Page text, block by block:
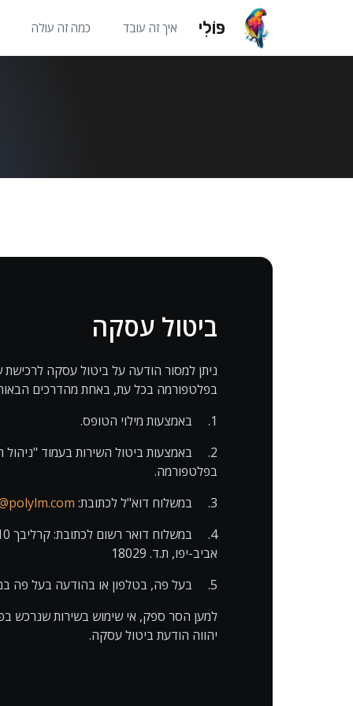
כמה זה עולה איך זה עובד פּוֹלִי
ביטול עסקה
ניתן למסור הודעה על ביטול עסקה לרכישת
בפלטפורמה בכל עת, באחת מהדרכים
1. באמצעות מילוי הטופס.
2. באמצעות ביטול השירות בעמוד "ניהול
בפלטפורמה.
3. במשלוח דוא"ל לכתובת:
אביב-יפו, ת.ד. 18029
5. בעל פה, בטלפון או בהודעה בעל פה במקום העסק.
למען הסר ספק, אי שימוש בשירות שנרכש
יהווה הודעת ביטול עסקה.